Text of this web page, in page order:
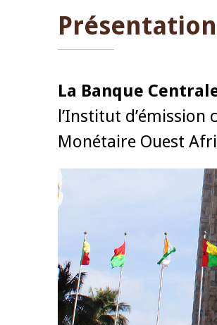
Présentation
La Banque
l’Institut
Monétaire Ouest